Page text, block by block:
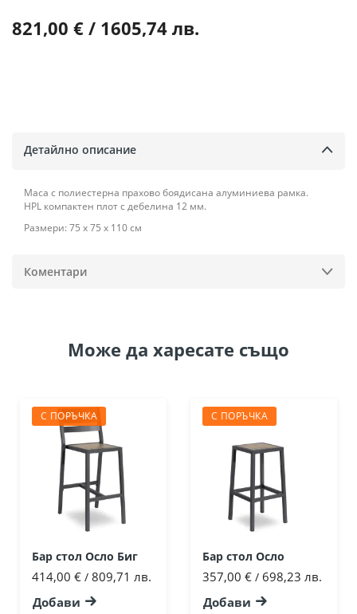
821,00 € / 1605,74 лв.
Детайлно описание
Маса с полиестерна прахово боядисана алуминиева рамка.
HPL компактен плот с дебелина 12 мм.
Размери: 75 х 75 х 110 см
Коментари
Може да харесате също
С ПОРЪЧКА
Бар стол Осло Биг
414,00 € / 809,71 лв.
Добави
С ПОРЪЧКА
Бар стол Осло
357,00 € / 698,23 лв.
Добави